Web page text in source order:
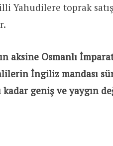
Yahudilere toprak
aksine Osmanlı
İngiliz mandası
kadar geniş ve yaygın